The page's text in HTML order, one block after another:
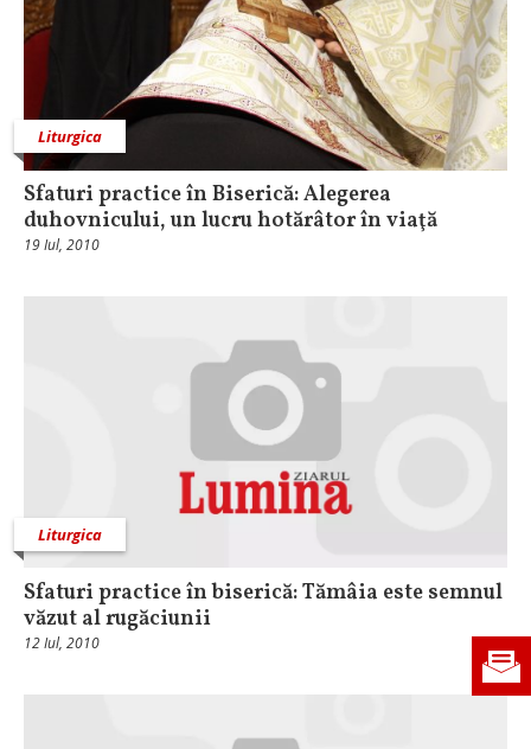
Liturgica
Sfaturi practice în Biserică: Alegerea
duhovnicului, un lucru hotărâtor în viaţă
19 Iul, 2010
Liturgica
Sfaturi practice în biserică: Tămâia este semnul
văzut al rugăciunii
12 Iul, 2010